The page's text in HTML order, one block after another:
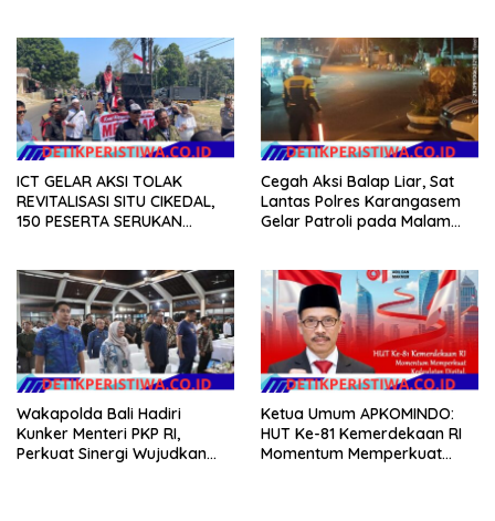
ICT GELAR AKSI TOLAK
REVITALISASI SITU CIKEDAL,
150 PESERTA SERUKAN
Cegah Aksi Balap Liar, Sat
Lantas Polres Karangasem
Gelar Patroli pada Malam
Wakapolda Bali Hadiri
Kunker Menteri PKP RI,
Perkuat Sinergi Wujudkan
Ketua Umum APKOMINDO:
HUT Ke-81 Kemerdekaan RI
Momentum Memperkuat